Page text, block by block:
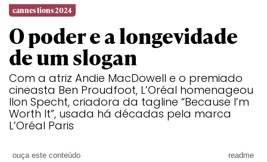
Audio & Radio
Brand
Experience &
Activation
Creative B2B
Creative Brand
Business
Digital Craft
Direct
Health &
Wellness
Industry
Craft
Innovation
Social &
Sustainable
Development
Goals
Ranking
Nacional
Prêmios
Especiais
Audio & Radio
Brand
Experience &
Activation
Creative
Strategy
Design
Digital Craft
Film Craft
Health &
Wellness
PR
Publishing
Social &
Creator
Development
cannes lions 2024
O poder e a longevidade
de um slogan
Com a atriz Andie MacDowell e o premiado
cineasta Ben Proudfoot, L’Oréal homenageou
Ilon Specht, criadora da tagline “Because I’m
Worth It”, usada há décadas pela marca
L’Oréal Paris
ouça este conteúdo readme